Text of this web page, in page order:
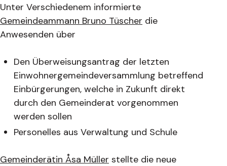
Unter Verschiedenem informierte
Gemeindeammann Bruno Tüscher die
Anwesenden über
Den Überweisungsantrag der letzten
Einwohnergemeindeversammlung betreffend
Einbürgerungen, welche in Zukunft direkt
durch den Gemeinderat vorgenommen
werden sollen
Personelles aus Verwaltung und Schule
Gemeinderätin Åsa Müller stellte die neue